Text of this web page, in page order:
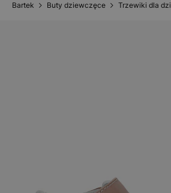
Bartek Buty dziewczęce Trzewiki dla